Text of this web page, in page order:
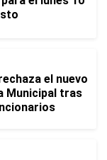
el nuevo
Municipal tras